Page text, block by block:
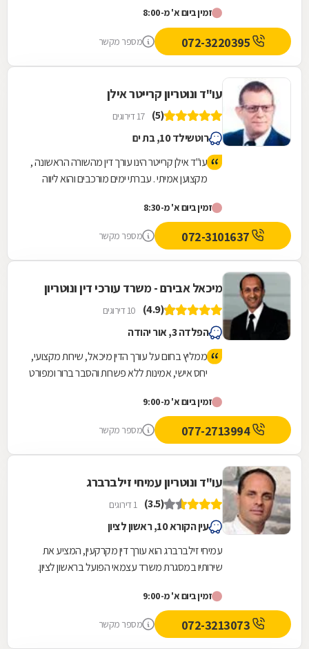
במשך 4...
זמין ביום א' מ-8:00
מספר מקשר
עו"ד ונוטריון קרייטר אילן
(5) 17 דירוגים
רוטשילד 10, בת ים
עו"ד אילן קרייטר הינו עורך דין מהשורה הראשונה ,
מקצוען אמיתי . עברתי ימים מורכבים והוא ליווה
מלא במקרה. היה זמין עבורי תמיד גם בשעות לא
שיגרתיות ואפילו בשבת . כל עצה שלו שווה זהב .
נתן לי שקט ורוגע נפשי לעבור ימים מורכבים
וסוערים. אילן תודה מקרב לב ומאחל לך בריאות
ולכל כך הרבה אנשים .
זמין ביום א' מ-8:30
מספר מקשר
מיכאל אבירם - משרד עורכי דין ונוטריון
(4.9) 10 דירוגים
הפלדה 3, אור יהודה
ממליץ בחום על עורך הדין מיכאל, שירות מקצועי,
יחס אישי, אמינות ללא פשרות והסבר ברור ומפורט
זמין ביום א' מ-9:00
077-2713994 מספר מקשר
עו"ד ונוטריון עמיחי זילברברג
(3.5) 1 דירוגים
עין הקורא 10, ראשון לציון
עמיחי זילברברג הוא עורך דין מקרקעין, המציע את
שירותיו במסגרת משרד עצמאי הפועל בראשון לציון.
בכל...זמין ביום א' מ-9:00
מספר מקשר